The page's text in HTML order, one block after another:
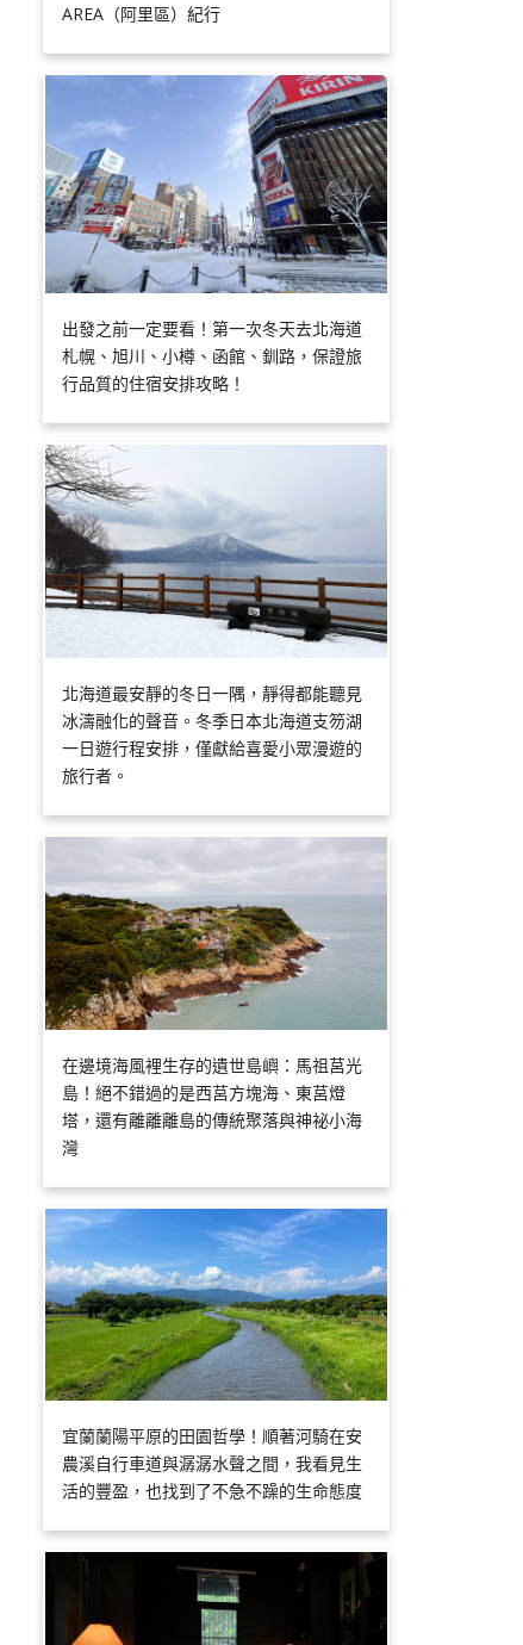
AREA（阿里區）紀行
出發之前一定要看！第一次冬天去北海道
札幌、旭川、小樽、函館、釧路，保證旅
行品質的住宿安排攻略！
北海道最安靜的冬日一隅，靜得都能聽見
冰濤融化的聲音。冬季日本北海道支笏湖
一日遊行程安排，僅獻給喜愛小眾漫遊的
旅行者。
在邊境海風裡生存的遺世島嶼：馬祖莒光
島！絕不錯過的是西莒方塊海、東莒燈
塔，還有離離離島的傳統聚落與神祕小海
灣
宜蘭蘭陽平原的田園哲學！順著河騎在安
農溪自行車道與潺潺水聲之間，我看見生
活的豐盈，也找到了不急不躁的生命態度